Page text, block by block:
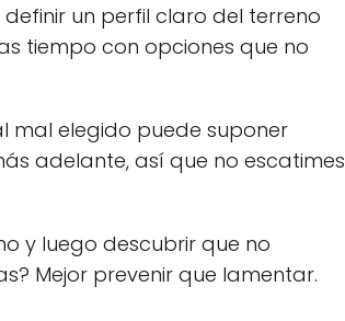
un perfil claro del terreno
tiempo con opciones que no
mal elegido puede suponer
adelante, así que no escatimes
y luego descubrir que no
Mejor prevenir que lamentar.